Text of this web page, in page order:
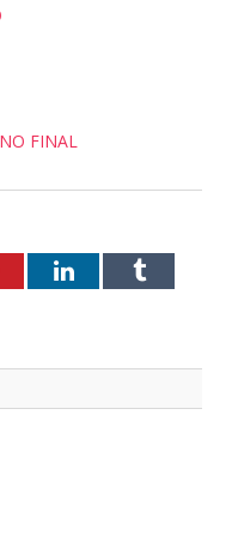
FINAL
LinkedInTumblr